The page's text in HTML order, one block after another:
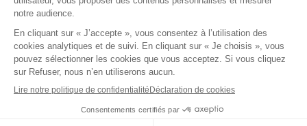
* Taux fixe national hors assurance, pouvant varier selon votre région et
dossier. Exemple représentatif pour un montant emprunté de 200 000 €.
Taux débiteur fixe de 2.85 % et TAEG fixe (hors frais) de 3.21 % (taux
assurance emprunteur de 0,36%) sur 15 ans. 180 mensualités de
1 426,78 € (dont 60,00 € d'assurance). Coût total du crédit (hors frais) :
56 820,53 €. Montant total dû (hors frais) : 256 820,53 €.
Un crédit vous engage et doit être remboursé. Vérifiez vos capacités